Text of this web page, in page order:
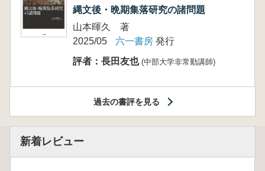
縄文後・晩期集落研究の諸問題
山本暉久 著
2025/05
六一書房 発行
評者：長田友也 (中部大学非常勤講師)
過去の書評を見る
新着レビュー